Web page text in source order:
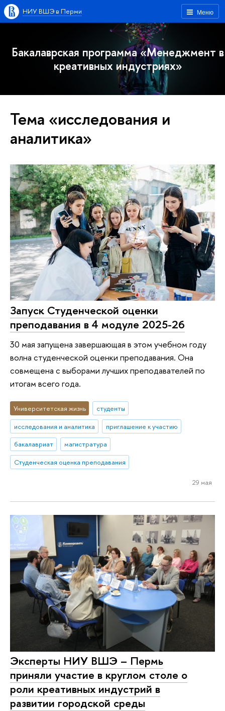
Меню
НИУ ВШЭ в Перми
Бакалаврская программа «Менеджмент в
креативных индустриях»
Тема «исследования и
аналитика»
Запуск Студенческой оценки
преподавания в 4 модуле 2025-26
30 мая запущена завершающая в этом учебном году
волна студенческой оценки преподавания. Она
совмещена с выборами лучших преподавателей по
итогам всего года.
Университетская жизнь
студенты
исследования и аналитика
приглашение к участию
бакалавриат
магистратура
Студенческая оценка преподавания
29 мая
Эксперты НИУ ВШЭ – Пермь
приняли участие в круглом столе о
роли креативных индустрий в
развитии городской среды